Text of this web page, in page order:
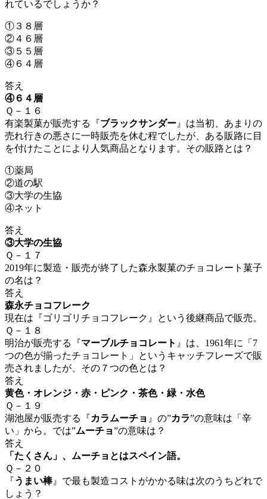
れているでしょうか？
①３８層
②４６層
③５５層
④６４層
答え
④６４層
Ｑ－１６
有楽製菓が販売する『ブラックサンダー 』は当初、あまりの
売れ行きの悪さに一時販売を休む程でしたが、ある販路に目
を付けたことにより人気商品となります。その販路とは？
①薬局
②道の駅
③大学の生協
④ネット
答え
③大学の生協
Ｑ－１７
2019年に製造・販売が終了した森永製菓のチョコレート菓子
の名は？
答え
森永チョコフレーク
現在は『ゴリゴリチョコフレーク』という後継商品で販売。
Ｑ－１８
明治が販売する『マーブルチョコレート 』は、1961年に「 7
つの色が揃ったチョコレート」というキャッチフレーズで販
売されましたが、その７つの色とは？
答え
黄色・オレンジ・赤・ピンク・茶色・緑・水色
Ｑ－１９
湖池屋が販売する『カラムーチョ 』の”カラ”の意味は「辛
い」から。では”ムーチョ”の意味は？
答え
「たくさん」、ムーチョとはスペイン語。
Ｑ－２０
『うまい棒』で最も製造コストがかかる味は次のうちどれで
しょう？